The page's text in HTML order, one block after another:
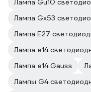
Лампа Gu10
Лампа Gx53
Лампа E27
Лампа е14
Лампа е14 Gauss
Лампы G4